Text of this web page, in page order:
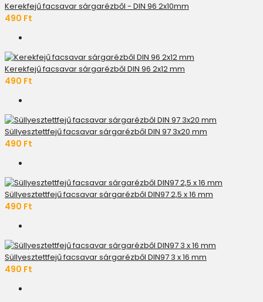
Kerekfejű facsavar sárgarézből - DIN 96 2x10mm
490 Ft
Kerekfejű facsavar sárgarézből DIN 96 2x12 mm
490 Ft
Süllyesztettfejű facsavar sárgarézből DIN 97 3x20 mm
490 Ft
Süllyesztettfejű facsavar sárgarézből DIN97 2,5 x 16 mm
490 Ft
Süllyesztettfejű facsavar sárgarézből DIN97 3 x 16 mm
490 Ft